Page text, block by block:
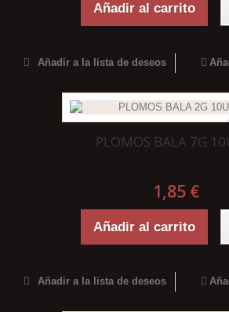
Añadir al carrito
Añadir a la lista de deseos
PLOMOS BALA 7G
1,85 €
Añadir al carrito
Añadir a la lista de deseos